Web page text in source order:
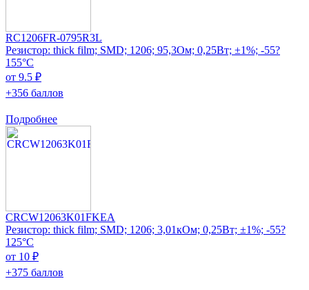
RC1206FR-0795R3L
Резистор: thick film; SMD; 1206; 95,3Ом; 0,25Вт; ±1%; -55?
155°C
от 9.5 ₽
+356 баллов
Подробнее
CRCW12063K01FKEA
Резистор: thick film; SMD; 1206; 3,01кОм; 0,25Вт; ±1%; -55?
125°C
от 10 ₽
+375 баллов